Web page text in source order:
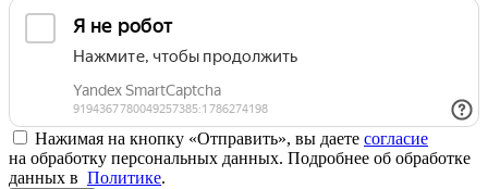
Нажимая на кнопку «Отправить», вы даете согласие
на обработку персональных данных. Подробнее об обработке
данных в Политике.